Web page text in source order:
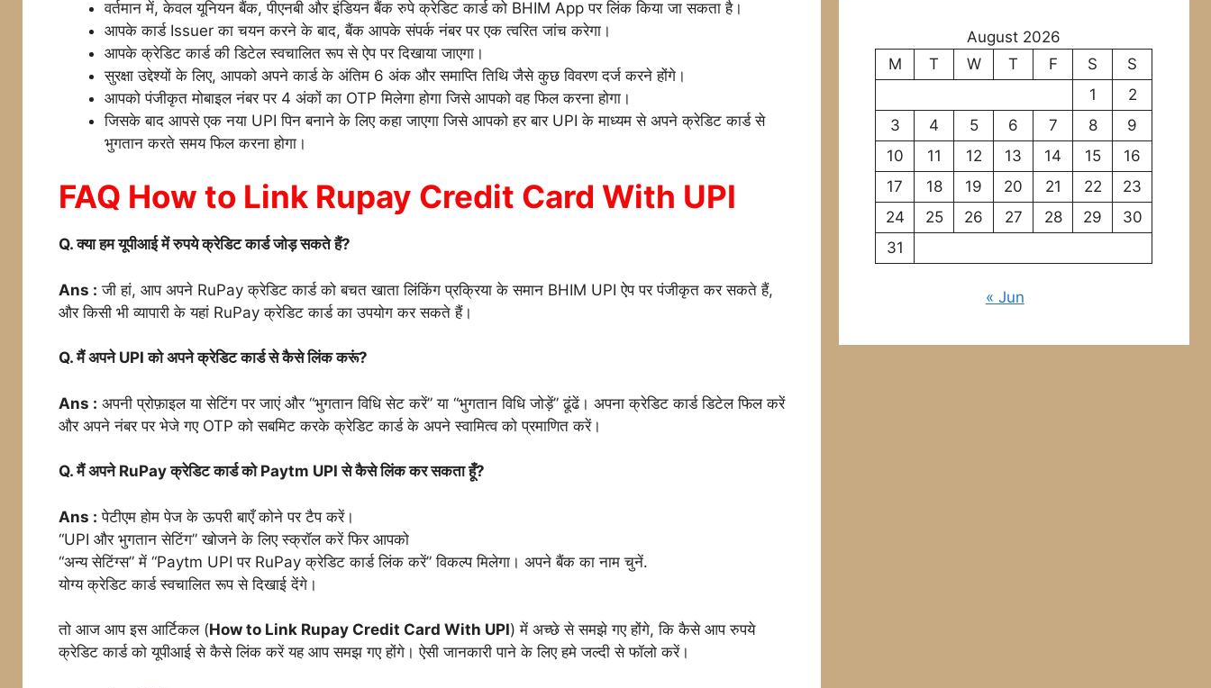
वर्तमान में, केवल यूनियन बैंक, पीएनबी और इंडियन बैंक रुपे क्रेडिट कार्ड को BHIM App पर लिंक किया जा सकता है।
आपके कार्ड Issuer का चयन करने के बाद, बैंक आपके संपर्क नंबर पर एक त्वरित जांच करेगा।
आपके क्रेडिट कार्ड की डिटेल स्वचालित रूप से ऐप पर दिखाया जाएगा।
सुरक्षा उद्देश्यों के लिए, आपको अपने कार्ड के अंतिम 6 अंक और समाप्ति तिथि जैसे कुछ विवरण दर्ज करने होंगे।
आपको पंजीकृत मोबाइल नंबर पर 4 अंकों का OTP मिलेगा होगा जिसे आपको वह फिल करना होगा।
जिसके बाद आपसे एक नया UPI पिन बनाने के लिए कहा जाएगा जिसे आपको हर बार UPI के माध्यम से अपने क्रेडिट कार्ड से
भुगतान करते समय फिल करना होगा।
FAQ How to Link Rupay Credit Card With UPI
Q. क्या हम यूपीआई में रुपये क्रेडिट कार्ड जोड़ सकते हैं?
Ans : जी हां, आप अपने RuPay क्रेडिट कार्ड को बचत खाता लिंकिंग प्रक्रिया के समान BHIM UPI ऐप पर पंजीकृत कर सकते हैं,
और किसी भी व्यापारी के यहां RuPay क्रेडिट कार्ड का उपयोग कर सकते हैं।
Q. मैं अपने UPI को अपने क्रेडिट कार्ड से कैसे लिंक करूं?
Ans : अपनी प्रोफ़ाइल या सेटिंग पर जाएं और “भुगतान विधि सेट करें” या “भुगतान विधि जोड़ें” ढूंढें। अपना क्रेडिट कार्ड डिटेल फिल करें
और अपने नंबर पर भेजे गए OTP को सबमिट करके क्रेडिट कार्ड के अपने स्वामित्व को प्रमाणित करें।
Q. मैं अपने RuPay क्रेडिट कार्ड को Paytm UPI से कैसे लिंक कर सकता हूँ?
Ans : पेटीएम होम पेज के ऊपरी बाएँ कोने पर टैप करें।
“UPI और भुगतान सेटिंग” खोजने के लिए स्क्रॉल करें फिर आपको
“अन्य सेटिंग्स” में “Paytm UPI पर RuPay क्रेडिट कार्ड लिंक करें” विकल्प मिलेगा। अपने बैंक का नाम चुनें.
योग्य क्रेडिट कार्ड स्वचालित रूप से दिखाई देंगे।
तो आज आप इस आर्टिकल (How to Link Rupay Credit Card With UPI) में अच्छे से समझे गए होंगे, कि कैसे आप रुपये
क्रेडिट कार्ड को यूपीआई से कैसे लिंक करें यह आप समझ गए होंगे। ऐसी जानकारी पाने के लिए हमे जल्दी से फॉलो करें।
August 2026
M
T W T F S
S
1
2
3
4 5 6 7 8
9
10
11 12 13 14 15
16
17
18 19 20 21 22
23
24
25 26 27 28 29
30
31
« Jun